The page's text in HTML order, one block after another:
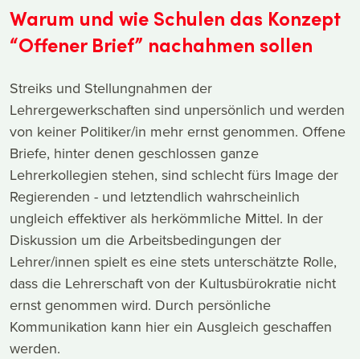
Warum und wie Schulen das Konzept
“Offener Brief” nachahmen sollen
Streiks und Stellungnahmen der
Lehrergewerkschaften sind unpersönlich und werden
von keiner Politiker/in mehr ernst genommen. Offene
Briefe, hinter denen geschlossen ganze
Lehrerkollegien stehen, sind schlecht fürs Image der
Regierenden - und letztendlich wahrscheinlich
ungleich effektiver als herkömmliche Mittel. In der
Diskussion um die Arbeitsbedingungen der
Lehrer/innen spielt es eine stets unterschätzte Rolle,
dass die Lehrerschaft von der Kultusbürokratie nicht
ernst genommen wird. Durch persönliche
Kommunikation kann hier ein Ausgleich geschaffen
werden.